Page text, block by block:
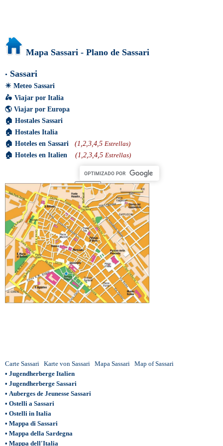
Mapa Sassari - Plano de Sassari
• Sassari
☀ Meteo Sassari
🛵 Viajar por Italia
🌎 Viajar por Europa
🏠 Hostales Sassari
🏠 Hostales Italia
🏠 Hoteles en Sassari (1,2,3,4,5 Estrellas)
🏠 Hoteles en Italien (1,2,3,4,5 Estrellas)
Carte Sassari Karte von Sassari Mapa Sassari
Map of Sassari
• Jugendherberge Italien
• Jugendherberge Sassari
• Auberges de Jeunesse Sassari
• Ostelli a Sassari
• Ostelli in Italia
• Mappa di Sassari
• Mappa della Sardegna
• Mappa dell'Italia